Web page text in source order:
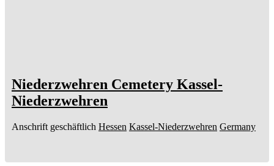
Niederzwehren Cemetery Kassel-
Niederzwehren
Anschrift geschäftlich Hessen Kassel-Niederzwehren Germany